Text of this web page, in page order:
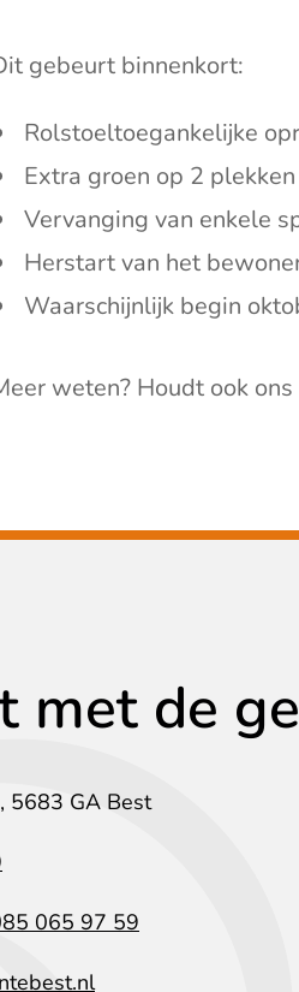
gebeurt binnenkort:
Rolstoeltoegankelijke
Extra groen op 2
Vervanging van enkele
Herstart van het
Waarschijnlijk begin
weten? Houdt ook
met de
5683 GA Best
065 97 59